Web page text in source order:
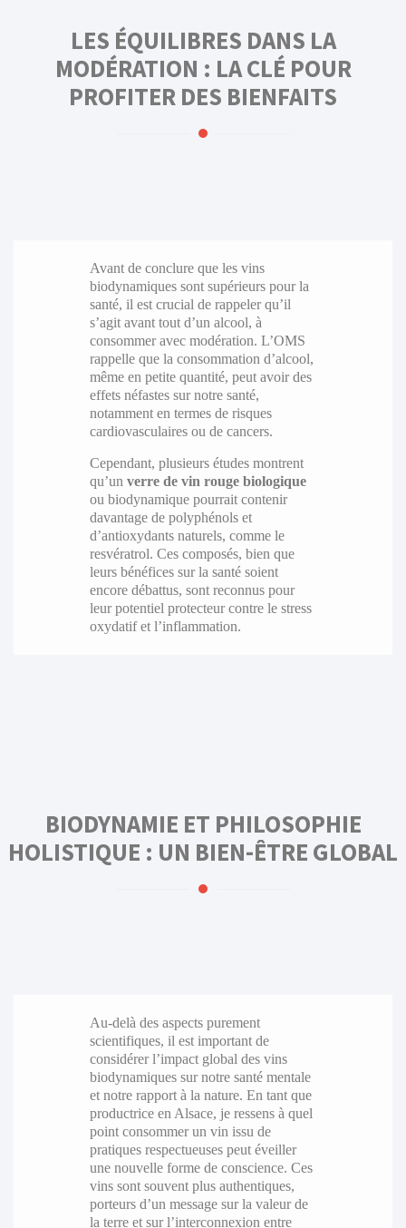
LES ÉQUILIBRES DANS LA
MODÉRATION : LA CLÉ POUR
PROFITER DES BIENFAITS
Avant de conclure que les vins
biodynamiques sont supérieurs pour la
santé, il est crucial de rappeler qu’il
s’agit avant tout d’un alcool, à
consommer avec modération. L’OMS
rappelle que la consommation d’alcool,
même en petite quantité, peut avoir des
effets néfastes sur notre santé,
notamment en termes de risques
cardiovasculaires ou de cancers.
Cependant, plusieurs études montrent
qu’un verre de vin rouge biologique
ou biodynamique pourrait contenir
davantage de polyphénols et
d’antioxydants naturels, comme le
resvératrol. Ces composés, bien que
leurs bénéfices sur la santé soient
encore débattus, sont reconnus pour
leur potentiel protecteur contre le stress
oxydatif et l’inflammation.
BIODYNAMIE ET PHILOSOPHIE
HOLISTIQUE : UN BIEN-ÊTRE GLOBAL
Au-delà des aspects purement
scientifiques, il est important de
considérer l’impact global des vins
biodynamiques sur notre santé mentale
et notre rapport à la nature. En tant que
productrice en Alsace, je ressens à quel
point consommer un vin issu de
pratiques respectueuses peut éveiller
une nouvelle forme de conscience. Ces
vins sont souvent plus authentiques,
porteurs d’un message sur la valeur de
la terre et sur l’interconnexion entre